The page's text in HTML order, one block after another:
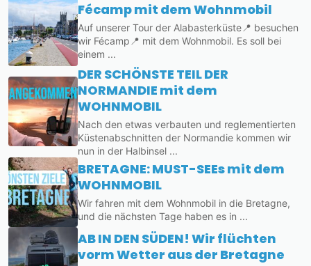
Fécamp mit dem Wohnmobil
Auf unserer Tour der Alabasterküste📍 besuchen
wir Fécamp📍 mit dem Wohnmobil. Es soll bei
einem ...
DER SCHÖNSTE TEIL DER
NORMANDIE mit dem
WOHNMOBIL
Nach den etwas verbauten und reglementierten
Küstenabschnitten der Normandie kommen wir
nun in der Halbinsel ...
BRETAGNE: MUST-SEEs mit dem
WOHNMOBIL
Wir fahren mit dem Wohnmobil in die Bretagne,
und die nächsten Tage haben es in ...
AB IN DEN SÜDEN! Wir flüchten
vorm Wetter aus der Bretagne